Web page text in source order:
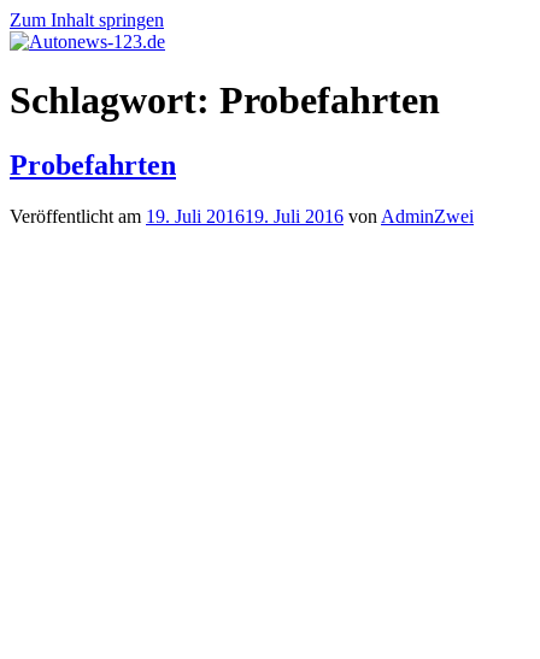
Zum Inhalt springen
Autonews-
123.de
Autonews
mit
Schlagwort: Probefahrten
Probefahrten
Veröffentlicht am 19. Juli 201619. Juli 2016 von AdminZwei